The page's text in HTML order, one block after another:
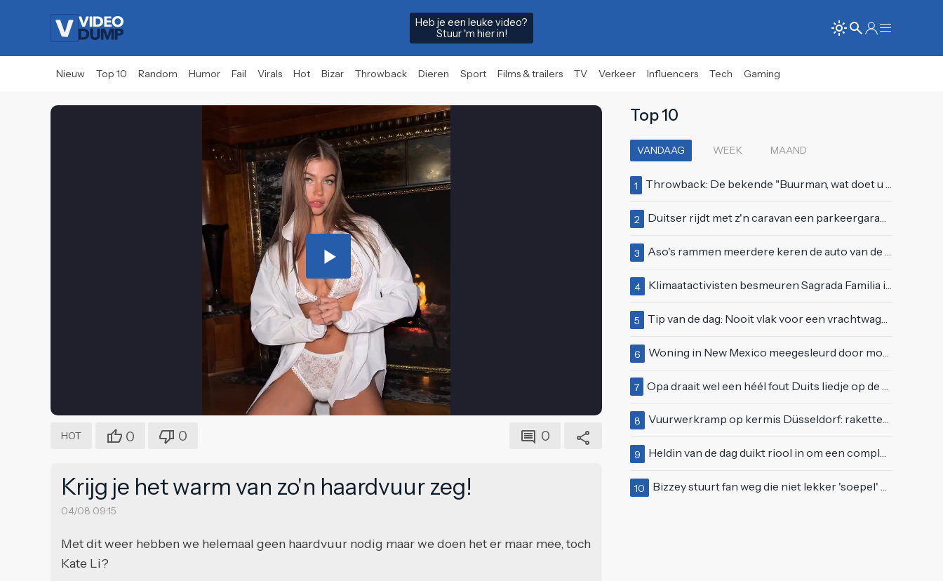
Heb je een leuke video?
Stuur 'm hier in!
Nieuw Top 10 Random Humor Fail Virals Hot Bizar Throwback Dieren Sport Films & trailers TV Verkeer Influencers Tech Gaming
Play
Video
HOT 0 0 0
Krijg je het warm van zo'n haardvuur zeg!
04/08 09:15
Met dit weer hebben we helemaal geen haardvuur nodig maar we doen het er maar mee, toch
Kate Li?
Top 10
VANDAAG WEEK MAAND
1 Throwback: De bekende "Buurman, wat doet u nu?"-scène uit Flodder met Tatjana Šimić
2 Duitser rijdt met z'n caravan een parkeergarage in Vlissingen binnen
3 Aso's rammen meerdere keren de auto van de buren, maar doen alsof er niets gebeurd is
4 Klimaatactivisten besmeuren Sagrada Familia in Barcelona met lading verf
5 Tip van de dag: Nooit vlak voor een vrachtwagen invoegen
6 Woning in New Mexico meegesleurd door modderstroom
7 Opa draait wel een héél fout Duits liedje op de markt van Emmen
8 Vuurwerkramp op kermis Düsseldorf: raketten schieten het publiek in
9 Heldin van de dag duikt riool in om een complete eendenfamilie te redden
10 Bizzey stuurt fan weg die niet lekker 'soepel' kan bewegen op podium